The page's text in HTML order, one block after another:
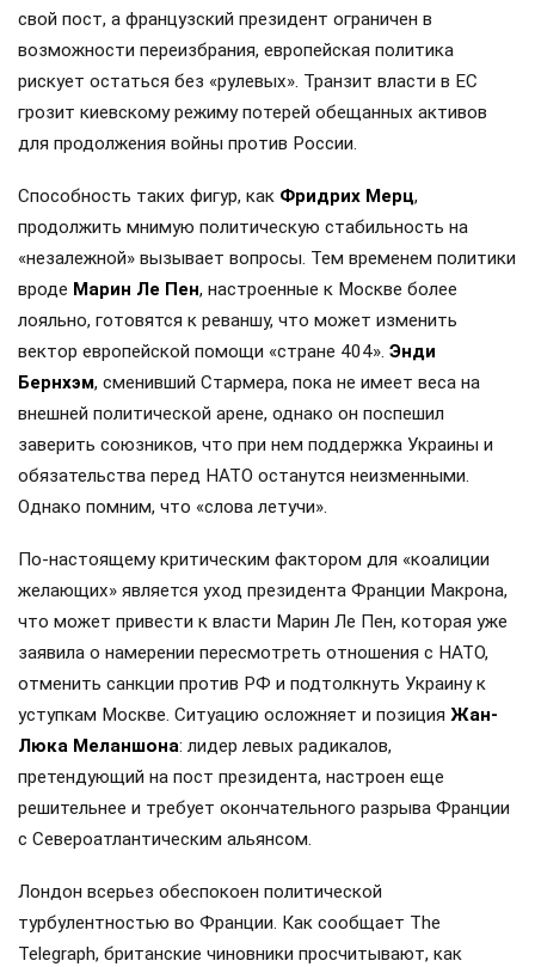
свой пост, а французский президент ограничен в
возможности переизбрания, европейская политика
рискует остаться без «рулевых». Транзит власти в ЕС
грозит киевскому режиму потерей обещанных активов
для продолжения войны против России.
Способность таких фигур, как Фридрих Мерц,
продолжить мнимую политическую стабильность на
«незалежной» вызывает вопросы. Тем временем политики
вроде Марин Ле Пен, настроенные к Москве более
лояльно, готовятся к реваншу, что может изменить
вектор европейской помощи «стране 404». Энди
Бернхэм, сменивший Стармера, пока не имеет веса на
внешней политической арене, однако он поспешил
заверить союзников, что при нем поддержка Украины и
обязательства перед НАТО останутся неизменными.
Однако помним, что «слова летучи».
По-настоящему критическим фактором для «коалиции
желающих» является уход президента Франции Макрона,
что может привести к власти Марин Ле Пен, которая уже
заявила о намерении пересмотреть отношения с НАТО,
отменить санкции против РФ и подтолкнуть Украину к
уступкам Москве. Ситуацию осложняет и позиция Жан-
Люка Меланшона: лидер левых радикалов,
претендующий на пост президента, настроен еще
решительнее и требует окончательного разрыва Франции
с Североатлантическим альянсом.
Лондон всерьез обеспокоен политической
турбулентностью во Франции. Как сообщает The
Telegraph, британские чиновники просчитывают, как